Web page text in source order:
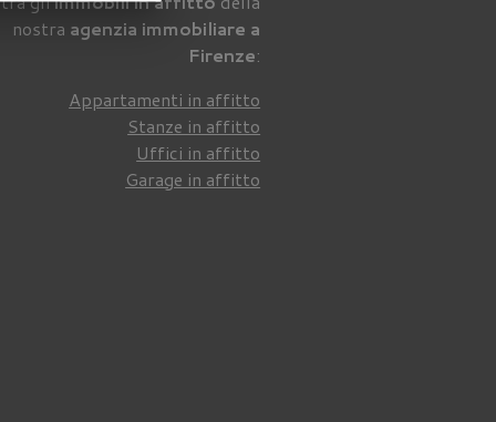
nostra agenzia immobiliare a
Firenze:
Appartamenti in affitto
Stanze in affitto
Uffici in affitto
Garage in affitto